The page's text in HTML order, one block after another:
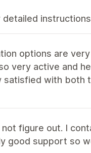
options are
very active and
satisfied with both
figure out. I
good support so